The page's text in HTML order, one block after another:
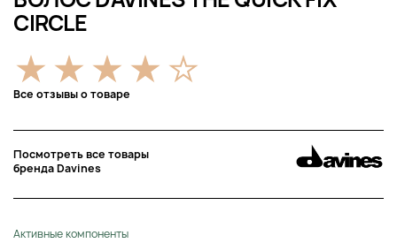
CIRCLE
Все отзывы о товаре
Посмотреть все товары
бренда Davines
Активные компоненты